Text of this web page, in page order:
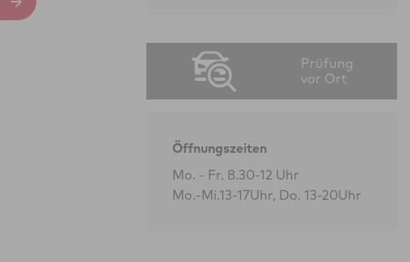
Prüfung
vor Ort
Öffnungszeiten
Mo. - Fr. 8.30-12 Uhr
Mo.-Mi.13-17Uhr, Do. 13-20Uhr